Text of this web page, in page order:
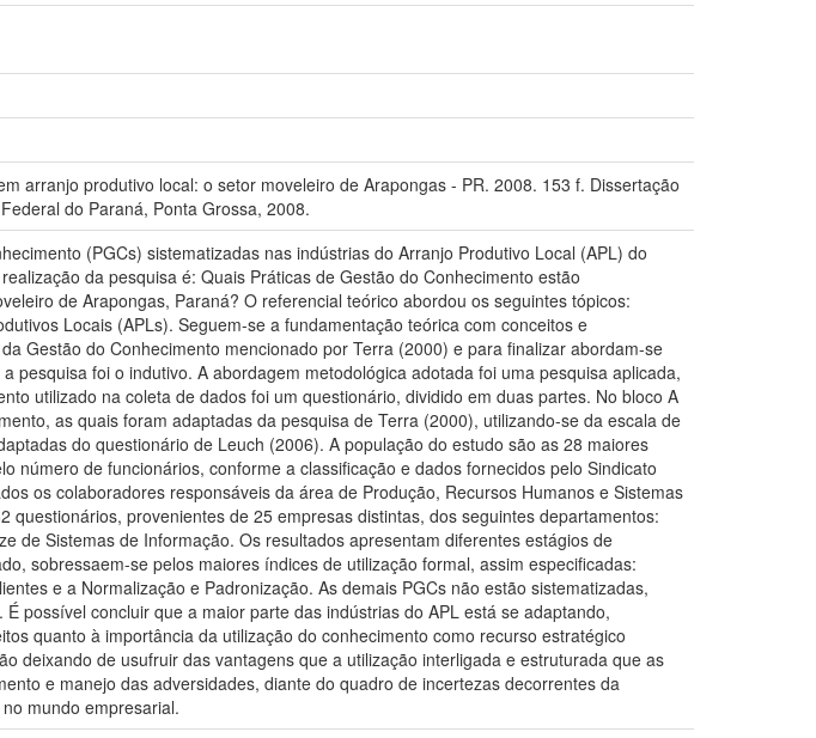
arranjo produtivo local: o setor moveleiro de Arapongas - PR. 2008. 153 f. Dissertação
do Paraná, Ponta Grossa, 2008.
(PGCs) sistematizadas nas indústrias do Arranjo Produtivo Local (APL) do
da pesquisa é: Quais Práticas de Gestão do Conhecimento estão
de Arapongas, Paraná? O referencial teórico abordou os seguintes tópicos:
Locais (APLs). Seguem-se a fundamentação teórica com conceitos e
Gestão do Conhecimento mencionado por Terra (2000) e para finalizar abordam-se
pesquisa foi o indutivo. A abordagem metodológica adotada foi uma pesquisa aplicada,
utilizado na coleta de dados foi um questionário, dividido em duas partes. No bloco A
as quais foram adaptadas da pesquisa de Terra (2000), utilizando-se da escala de
do questionário de Leuch (2006). A população do estudo são as 28 maiores
número de funcionários, conforme a classificação e dados fornecidos pelo Sindicato
os colaboradores responsáveis da área de Produção, Recursos Humanos e Sistemas
provenientes de 25 empresas distintas, dos seguintes departamentos:
de Sistemas de Informação. Os resultados apresentam diferentes estágios de
sobressaem-se pelos maiores índices de utilização formal, assim especificadas:
e a Normalização e Padronização. As demais PGCs não estão sistematizadas,
possível concluir que a maior parte das indústrias do APL está se adaptando,
quanto à importância da utilização do conhecimento como recurso estratégico
deixando de usufruir das vantagens que a utilização interligada e estruturada que as
e manejo das adversidades, diante do quadro de incertezas decorrentes da
mundo empresarial.